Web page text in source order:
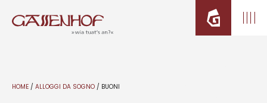
HOME / ALLOGGI DA SOGNO / BUONI